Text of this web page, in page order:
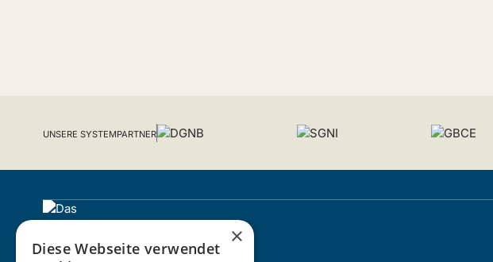
UNSERE SYSTEMPARTNER
×
Diese Webseite verwendet